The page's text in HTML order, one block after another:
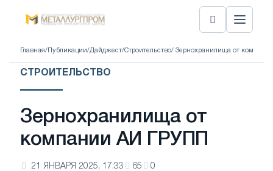
Главная/ Публикации/Дайджест/Строительство/ Зернохранилища от
СТРОИТЕЛЬСТВО
Зернохранилища от
компании АИ ГРУПП
21 ЯНВАРЯ 2025, 17:33 65 0